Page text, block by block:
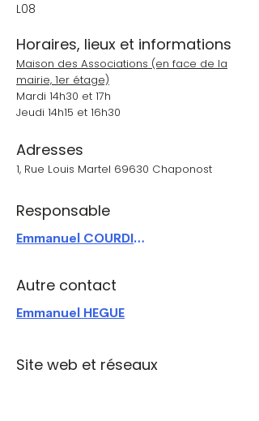
L08
Horaires, lieux et informations
Maison des Associations (en face de la
mairie, 1er étage)
Mardi 14h30 et 17h
Jeudi 14h15 et 16h30
Adresses
1, Rue Louis Martel 69630 Chaponost
Responsable
Emmanuel COURDIOUX
Autre contact
Emmanuel HEGUE
Site web et réseaux